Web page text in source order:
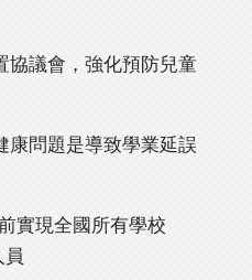
協議會，強化預防兒童
康問題是導致學業延誤
實現全國所有學校
員